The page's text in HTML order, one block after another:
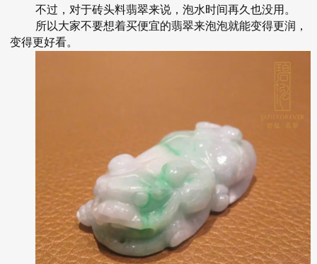
不过，对于砖头料翡翠来说，泡水时间再久也没用。
所以大家不要想着买便宜的翡翠来泡泡就能变得更润，
变得更好看。